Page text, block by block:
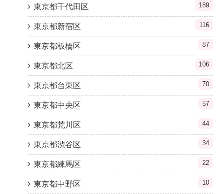
東京都千代田区 189
東京都新宿区 116
東京都板橋区 87
東京都北区 106
東京都台東区 70
東京都中央区 57
東京都荒川区 44
東京都渋谷区 34
東京都練馬区 22
東京都中野区 10